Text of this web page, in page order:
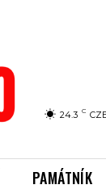
24.3 C
PAMÁTNÍK